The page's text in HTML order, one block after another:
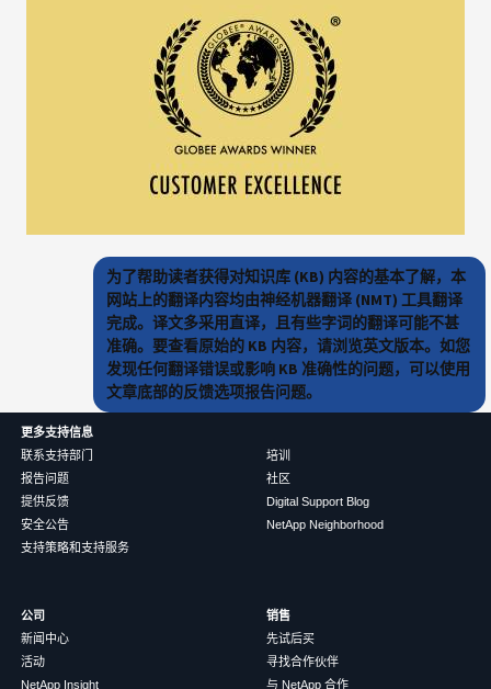
为了帮助读者获得对知识库 (KB) 内容的基本了解，本
网站上的翻译内容均由神经机器翻译 (NMT) 工具翻译
完成。译文多采用直译，且有些字词的翻译可能不甚
准确。要查看原始的 KB 内容，请浏览英文版本。如您
发现任何翻译错误或影响 KB 准确性的问题，可以使用
文章底部的反馈选项报告问题。
更多支持信息
联系支持部门
报告问题
提供反馈
安全公告
支持策略和支持服务
培训
社区
Digital Support Blog
NetApp Neighborhood
公司
新闻中心
活动
NetApp Insight
销售
先试后买
寻找合作伙伴
与 NetApp 合作